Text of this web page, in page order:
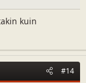
kuin
#14